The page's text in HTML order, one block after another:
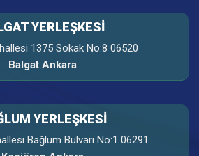
YERLEŞKESİ
1375 Sokak No:8 06520
Balgat Ankara
YERLEŞKESİ
Bağlum Bulvarı No:1 06291